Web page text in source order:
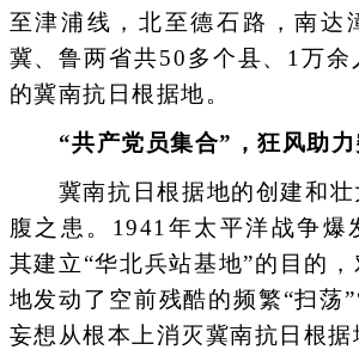
至津浦线，北至德石路，南达
冀、鲁两省共50多个县、1万余
的冀南抗日根据地。
“共产党员集合”，狂风助力
冀南抗日根据地的创建和壮
腹之患。1941年太平洋战争爆
其建立“华北兵站基地”的目的
地发动了空前残酷的频繁“扫荡
妄想从根本上消灭冀南抗日根据